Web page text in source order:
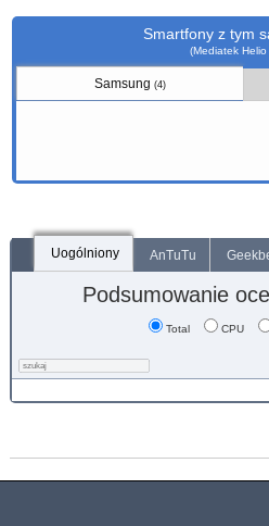
Smartfony z tym
(Mediatek
Samsung(4)
Uogólniony AnTuTu
Podsumowanie
Total CPU